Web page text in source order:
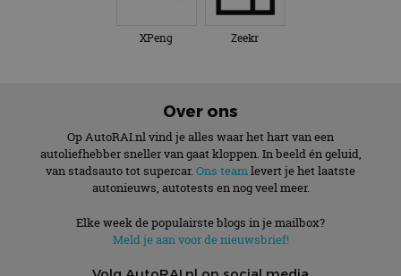
XPeng Zeekr
Over ons
Op AutoRAI.nl vind je alles waar het hart van een
autoliefhebber sneller van gaat kloppen. In beeld én geluid,
van stadsauto tot supercar. Ons teamlevert je het laatste
autonieuws, autotests en nog veel meer.
Elke week de populairste blogs in je mailbox?
Meld je aan voor de nieuwsbrief!